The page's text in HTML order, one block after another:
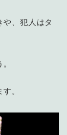
、犯人はタ
。